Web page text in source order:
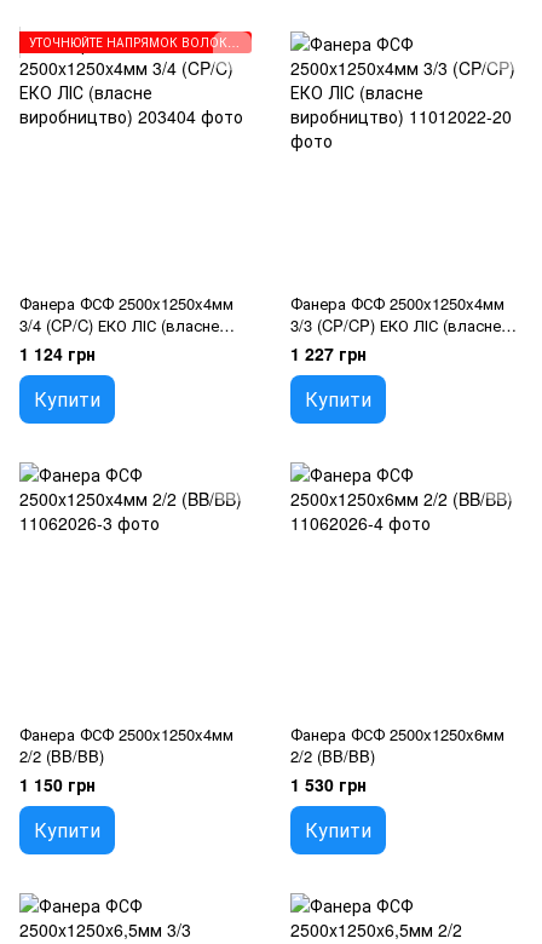
УТОЧНЮЙТЕ НАПРЯМОК ВОЛОКОН ПЕРЕД ЗАМОВЛЕННЯМ
Фанера ФСФ 2500x1250x4мм
3/4 (CP/C) ЕКО ЛІС (власне
виробництво)
1 124 грн
Купити
Фанера ФСФ 2500x1250x4мм
3/3 (CP/CP) ЕКО ЛІС (власне
виробництво)
1 227 грн
Купити
Фанера ФСФ 2500x1250x4мм
2/2 (BB/BB)
1 150 грн
Купити
Фанера ФСФ 2500x1250x6мм
2/2 (BB/BB)
1 530 грн
Купити